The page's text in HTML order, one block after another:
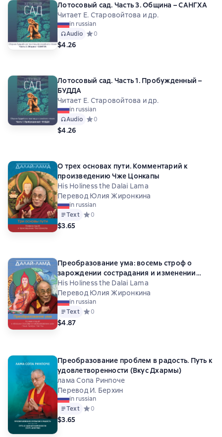
Лотосовый сад. Часть 3. Община – САНГХА
Читает Е. Старовойтова и др.
in russian
Audio Средний рейтинг 0 на основе 0 оценок
0
$4.26
Лотосовый сад. Часть 1. Пробужденный –
БУДДА
Читает Е. Старовойтова и др.
in russian
Audio Средний рейтинг 0 на основе 0 оценок
0
$4.26
О трех основах пути. Комментарий к
произведению Чже Цонкапы
His Holiness the Dalai Lama
Перевод Юлия Жиронкина
in russian
Text Средний рейтинг 0 на основе 0 оценок
0
$3.65
Преобразование ума: восемь строф о
зарождении сострадания и изменении
жизни к лучшему
His Holiness the Dalai Lama
Перевод Юлия Жиронкина
in russian
Text Средний рейтинг 0 на основе 0 оценок
0
$4.87
Преобразование проблем в радость. Путь к
удовлетворенности (Вкус Дхармы)
лама Сопа Ринпоче
Перевод И. Берхин
in russian
Text Средний рейтинг 0 на основе 0 оценок
0
$3.65